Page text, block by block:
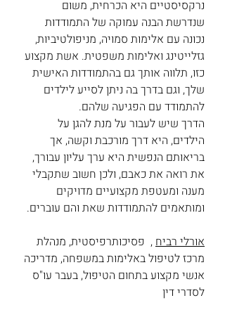
נרקסיסטיים היא הכרחית, משום
שנדרשת הבנה עמוקה של התמודדות
נכונה עם אלימות סמויה, מניפולטיביות,
גזלייטינג ואלימות משפטית. אשת מקצוע
כזו, תלווה אותך גם בהתמודדות האישית
שלך, וגם בדרך בה ניתן לסייע לילדים
להתמודד עם הפגיעה שלהם.
הדרך שיש לעבור על מנת להגן על
הילדים, היא דרך מורכבת וקשה, אך
בריאותם הנפשית היא ערך עליון עבורך,
את רואה את כאבם, ולכן חשוב שתקבלי
מענה ומעטפת מקצועיים מדויקים
ומותאמים להתמודדות שאת והם עוברים.
אורלי רביח ,  פסיכותרפיסטית, מנהלת
מרכז לטיפול באלימות במשפחה, מדריכה
אנשי מקצוע בתחום הטיפול, בעבר עו"ס
לסדרי דין